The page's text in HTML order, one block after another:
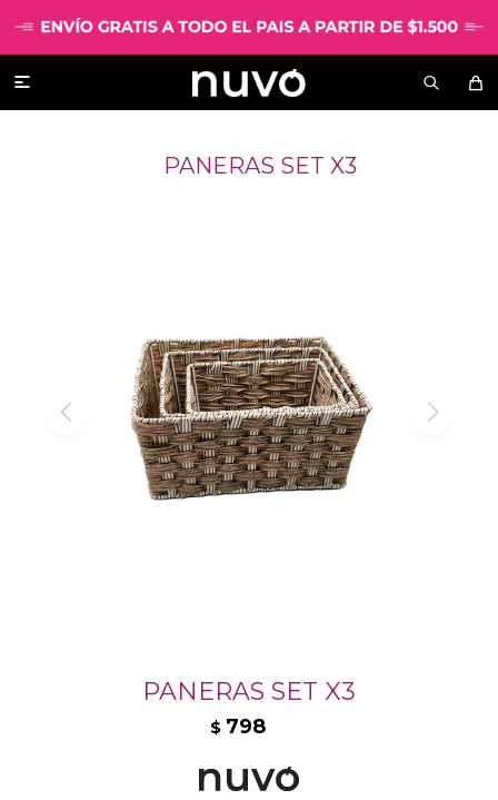

PANERAS SET X3
PANERAS SET X3
$ 798